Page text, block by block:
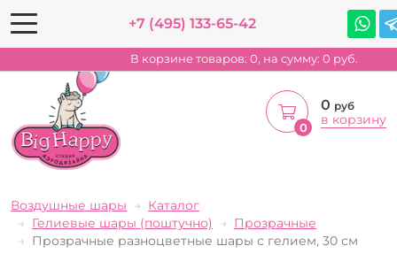
+7 (495) 133-65-42
В корзине товаров: 0, на сумму: 0 руб.
0
0 руб
в корзину
Воздушные шары
Каталог
Гелиевые шары (поштучно)
Прозрачные
Прозрачные разноцветные шары с гелием, 30 см